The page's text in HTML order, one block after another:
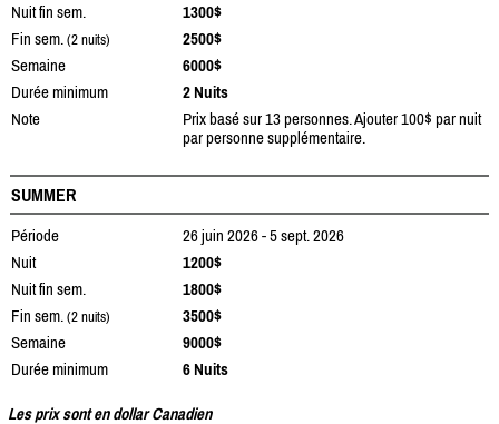
Nuit fin sem.
1300$
Fin sem. (2 nuits)
2500$
Semaine
6000$
Durée minimum
2 Nuits
Note
Prix basé sur 13 personnes. Ajouter 100$ par nuit
par personne supplémentaire.
SUMMER
Période
26 juin 2026 - 5 sept. 2026
Nuit
1200$
Nuit fin sem.
1800$
Fin sem. (2 nuits)
3500$
Semaine
9000$
Durée minimum
6 Nuits
Les prix sont en dollar Canadien